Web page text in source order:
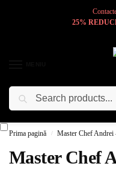
25%
Prima pagină / Master Chef Andrei
Master Chef